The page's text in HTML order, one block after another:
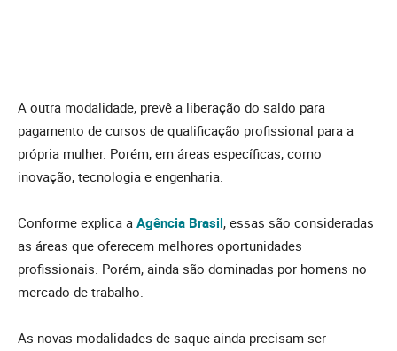
A outra modalidade, prevê a liberação do saldo para
pagamento de cursos de qualificação profissional para a
própria mulher. Porém, em áreas específicas, como
inovação, tecnologia e engenharia.
Conforme explica a Agência Brasil, essas são consideradas
as áreas que oferecem melhores oportunidades
profissionais. Porém, ainda são dominadas por homens no
mercado de trabalho.
As novas modalidades de saque ainda precisam ser